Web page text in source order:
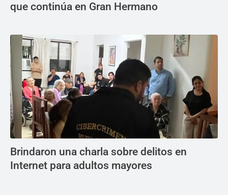
que continúa en Gran Hermano
Brindaron una charla sobre delitos en
Internet para adultos mayores